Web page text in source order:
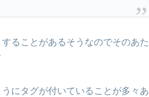
ることがあるそうなのでそのあた
にタグが付いていることが多々あ